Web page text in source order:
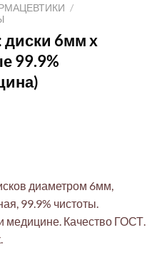
/
диски 6мм x
99.9%
диаметром 6мм,
99.9% чистоты.
медицине. Качество ГОСТ.